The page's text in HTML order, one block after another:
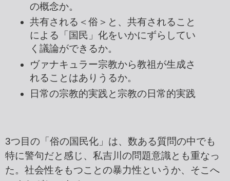
の概念か。
共有される＜俗＞と、共有されること
による「国民」化をいかにずらしてい
く議論ができるか。
ヴァナキュラー宗教から教祖が生成さ
れることはありうるか。
日常の宗教的実践と宗教の日常的実践
3つ目の「俗の国民化」は、数ある質問の中でも
特に警句だと感じ、私吉川の問題意識とも重なっ
た。社会性をもつことの暴力性というか、そこへ